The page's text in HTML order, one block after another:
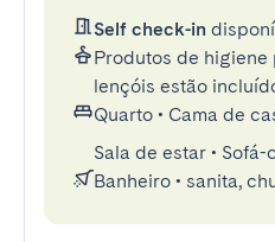
Self check-in
Produtos de higiene
lençóis estão
Quarto • Cama de
Sala de estar • Sofá-
Banheiro • sanita,